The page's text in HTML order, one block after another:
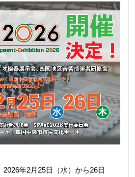
2026年2月25日（水）から26日